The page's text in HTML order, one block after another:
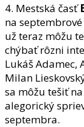
4. Mestská časť
na septembrové
už teraz môžu
chýbať rôzni
Lukáš Adamec,
Milan
sa môžu tešiť
alegorický
septembra.